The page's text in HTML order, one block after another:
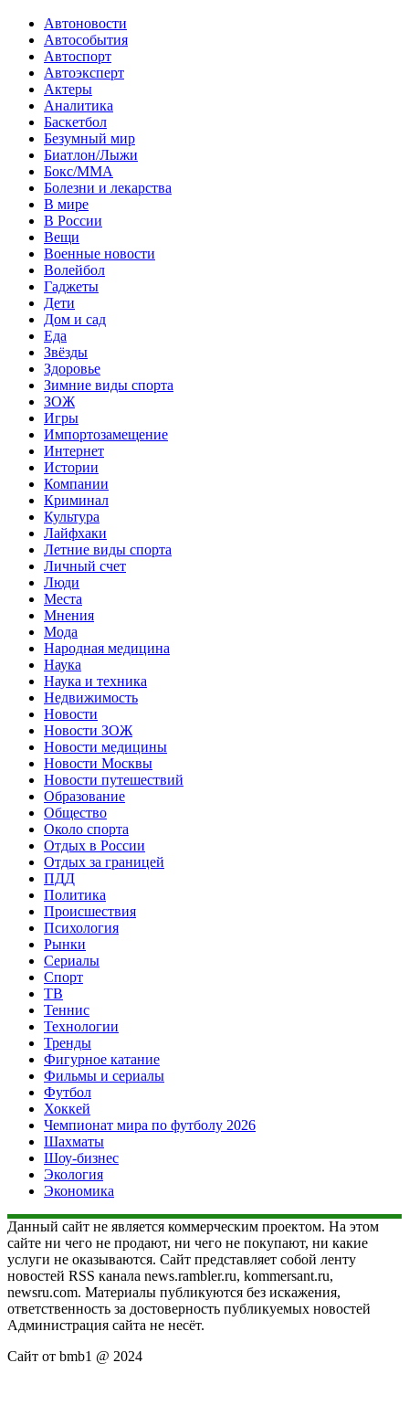
Автоновости
Автособытия
Автоспорт
Автоэксперт
Актеры
Аналитика
Баскетбол
Безумный мир
Биатлон/Лыжи
Бокс/MMA
Болезни и лекарства
В мире
В России
Вещи
Военные новости
Волейбол
Гаджеты
Дети
Дом и сад
Еда
Звёзды
Здоровье
Зимние виды спорта
ЗОЖ
Игры
Импортозамещение
Интернет
Истории
Компании
Криминал
Культура
Лайфхаки
Летние виды спорта
Личный счет
Люди
Места
Мнения
Мода
Народная медицина
Наука
Наука и техника
Недвижимость
Новости
Новости ЗОЖ
Новости медицины
Новости Москвы
Новости путешествий
Образование
Общество
Около спорта
Отдых в России
Отдых за границей
ПДД
Политика
Происшествия
Психология
Рынки
Сериалы
Спорт
ТВ
Теннис
Технологии
Тренды
Фигурное катание
Фильмы и сериалы
Футбол
Хоккей
Чемпионат мира по футболу 2026
Шахматы
Шоу-бизнес
Экология
Экономика
Данный сайт не является коммерческим проектом. На этом
сайте ни чего не продают, ни чего не покупают, ни какие
услуги не оказываются. Сайт представляет собой ленту
новостей RSS канала news.rambler.ru, kommersant.ru,
newsru.com. Материалы публикуются без искажения,
ответственность за достоверность публикуемых новостей
Администрация сайта не несёт.
Сайт от bmb1 @ 2024